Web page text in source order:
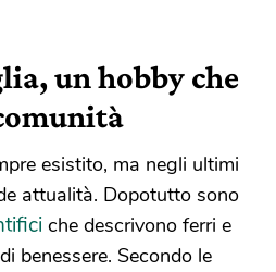
un hobby che
esistito, ma negli ultimi
attualità. Dopotutto sono
che descrivono ferri e
benessere. Secondo le